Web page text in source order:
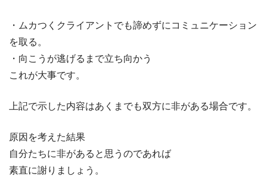
・ムカつくクライアントでも諦めずにコミュニケーション
を取る。
・向こうが逃げるまで立ち向かう
これが大事です。
上記で示した内容はあくまでも双方に非がある場合です。
原因を考えた結果
自分たちに非があると思うのであれば
素直に謝りましょう。